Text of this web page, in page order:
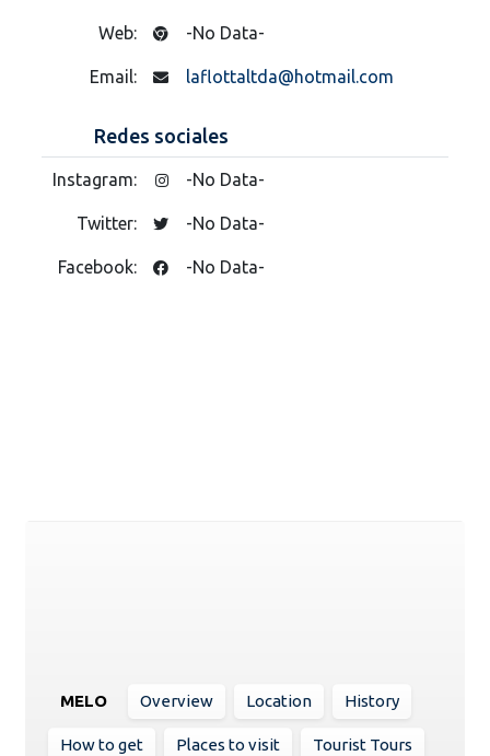
Web: -No Data-
Email: laflottaltda@hotmail.com
Redes sociales
Instagram: -No Data-
Twitter: -No Data-
Facebook: -No Data-
MELO Overview Location History
How to get Places to visit Tourist Tours